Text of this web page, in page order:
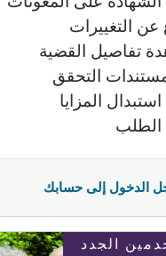
عن التغييرات
تفاصيل القضية
التحقق
المزايا
الطلب
الدخول إلى حسابك
الجدد